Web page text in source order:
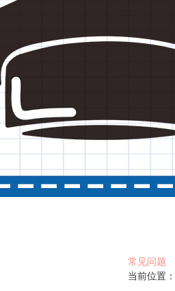
常见问题
当前位置：